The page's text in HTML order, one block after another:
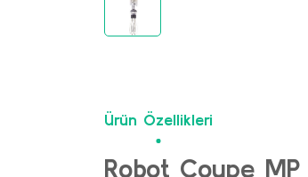
Ürün Özellikleri
Robot Coupe